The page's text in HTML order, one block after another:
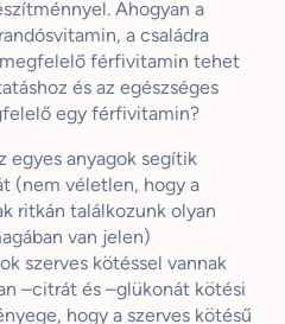
Ahogyan a
a családra
férfivitamin tehet
és az egészséges
egy férfivitamin?
egyes anyagok segítik
(nem véletlen, hogy a
ritkán találkozunk olyan
van jelen)
szerves kötéssel vannak
–citrát és –glükonát kötési
hogy a szerves kötésű